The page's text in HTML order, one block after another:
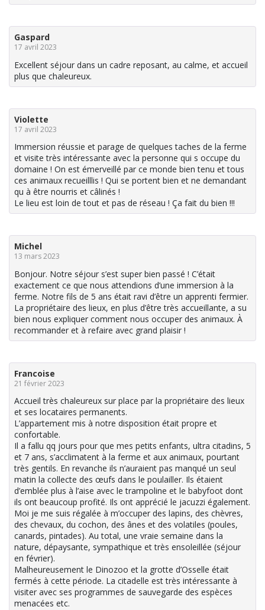
Gaspard
17 avril 2023
Excellent séjour dans un cadre reposant, au calme, et accueil
plus que chaleureux.
Violette
17 avril 2023
Immersion réussie et parage de quelques taches de la ferme
et visite très intéressante avec la personne qui s occupe du
domaine ! On est émerveillé par ce monde bien tenu et tous
ces animaux recueilllis ! Qui se portent bien et ne demandant
qu à être nourris et câlinés !
Le lieu est loin de tout et pas de réseau ! Ça fait du bien !!!
Michel
13 mars 2023
Bonjour. Notre séjour s’est super bien passé ! C’était
exactement ce que nous attendions d’une immersion à la
ferme. Notre fils de 5 ans était ravi d’être un apprenti fermier.
La propriétaire des lieux, en plus d’être très accueillante, a su
bien nous expliquer comment nous occuper des animaux. À
recommander et à refaire avec grand plaisir !
Francoise
21 février 2023
Accueil très chaleureux sur place par la propriétaire des lieux
et ses locataires permanents.
L’appartement mis à notre disposition était propre et
confortable.
Il a fallu qq jours pour que mes petits enfants, ultra citadins, 5
et 7 ans, s’acclimatent à la ferme et aux animaux, pourtant
très gentils. En revanche ils n’auraient pas manqué un seul
matin la collecte des œufs dans le poulailler. Ils étaient
d’emblée plus à l’aise avec le trampoline et le babyfoot dont
ils ont beaucoup profité. Ils ont apprécié le jacuzzi également.
Moi je me suis régalée à m’occuper des lapins, des chèvres,
des chevaux, du cochon, des ânes et des volatiles (poules,
canards, pintades). Au total, une vraie semaine dans la
nature, dépaysante, sympathique et très ensoleillée (séjour
en février).
Malheureusement le Dinozoo et la grotte d’Osselle était
fermés à cette période. La citadelle est très intéressante à
visiter avec ses programmes de sauvegarde des espèces
menacées etc.